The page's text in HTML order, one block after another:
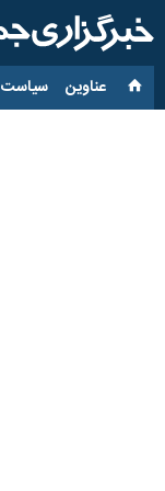
عناوین‌ سیاست